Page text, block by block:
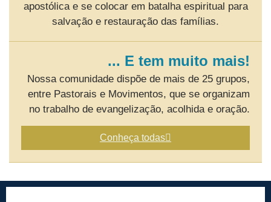
apostólica e se colocar em batalha espiritual para
salvação e restauração das famílias.
... E tem muito mais!
Nossa comunidade dispõe de mais de 25 grupos,
entre Pastorais e Movimentos, que se organizam
no trabalho de evangelização, acolhida e oração.
Conheça todas